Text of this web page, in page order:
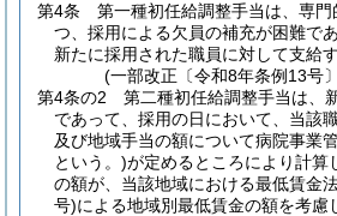
第4条
第一種初任給調整手当は、専
つ、採用による欠員の補充が困難で
新たに採用された職員に対して支給す
(一部改正〔令和8年条例13号
第4条の2
第二種初任給調整手当は、
であって、採用の日において、当該
及び地域手当の額について病院事業
という。)が定めるところにより計算
の額が、当該地域における最低賃金
号)による地域別最低賃金の額を考慮